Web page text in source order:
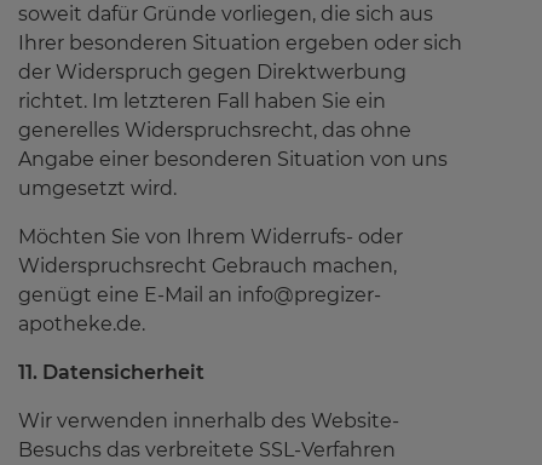
soweit dafür Gründe vorliegen, die sich aus
Ihrer besonderen Situation ergeben oder sich
der Widerspruch gegen Direktwerbung
richtet. Im letzteren Fall haben Sie ein
generelles Widerspruchsrecht, das ohne
Angabe einer besonderen Situation von uns
umgesetzt wird.
Möchten Sie von Ihrem Widerrufs- oder
Widerspruchsrecht Gebrauch machen,
genügt eine E-Mail an info@pregizer-
apotheke.de.
11. Datensicherheit
Wir verwenden innerhalb des Website-
Besuchs das verbreitete SSL-Verfahren